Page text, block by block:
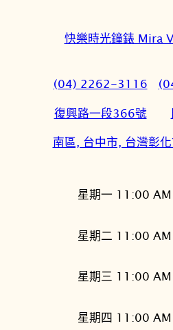
快樂時光鐘錶 Mira
(04) 2262-3116
復興路一段366號
南區, 台中市, 台灣彰
星期一 11:00
星期二 11:00
星期三 11:00
星期四 11:00